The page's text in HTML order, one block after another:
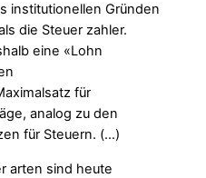
institutionellen Gründen
die Steuer zahler.
eine «Lohn
für
analog zu den
für Steuern. (…)
arten sind heute